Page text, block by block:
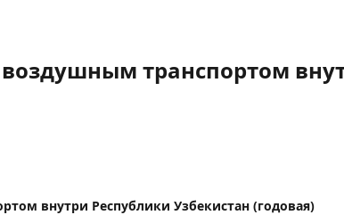
транспортом
внутри Республики Узбекистан (годовая)